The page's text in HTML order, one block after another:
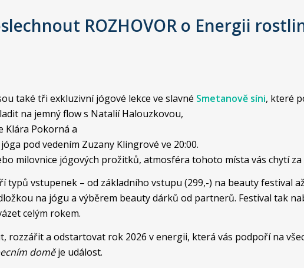
ROZHOVOR o Energii
také tři exkluzivní jógové lekce ve slavné Smetanově síni, které
na jemný flow s Natalií Halouzkovou,
Klára Pokorná a
pod vedením Zuzany Klingrové ve 20:00.
milovnice jógových prožitků, atmosféra tohoto místa vás chytí za
typů vstupenek – od základního vstupu (299,-) na beauty festival
na jógu a výběrem beauty dárků od partnerů. Festival tak
celým rokem.
rozzářit a odstartovat rok 2026 v energii, která vás podpoří na
doměje událost.